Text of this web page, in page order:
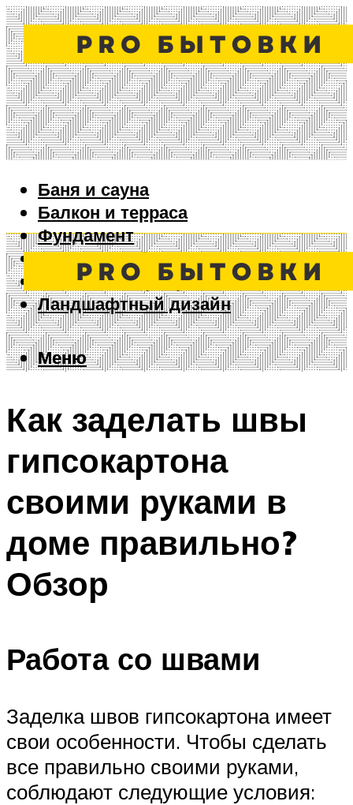
Баня и сауна
Балкон и терраса
Фундамент
Ворота и забор
Дизайн интерьера
Ландшафтный дизайн
Меню
Меню
Как заделать швы
гипсокартона
своими руками в
доме правильно?
Обзор
Работа со швами
Заделка швов гипсокартона имеет
свои особенности. Чтобы сделать
все правильно своими руками,
соблюдают следующие условия: